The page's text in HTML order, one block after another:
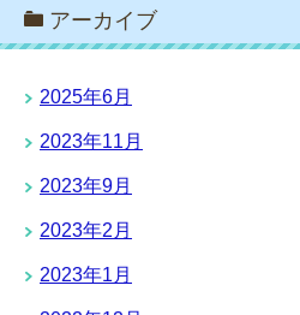
アーカイブ
2025年6月
2023年11月
2023年9月
2023年2月
2023年1月